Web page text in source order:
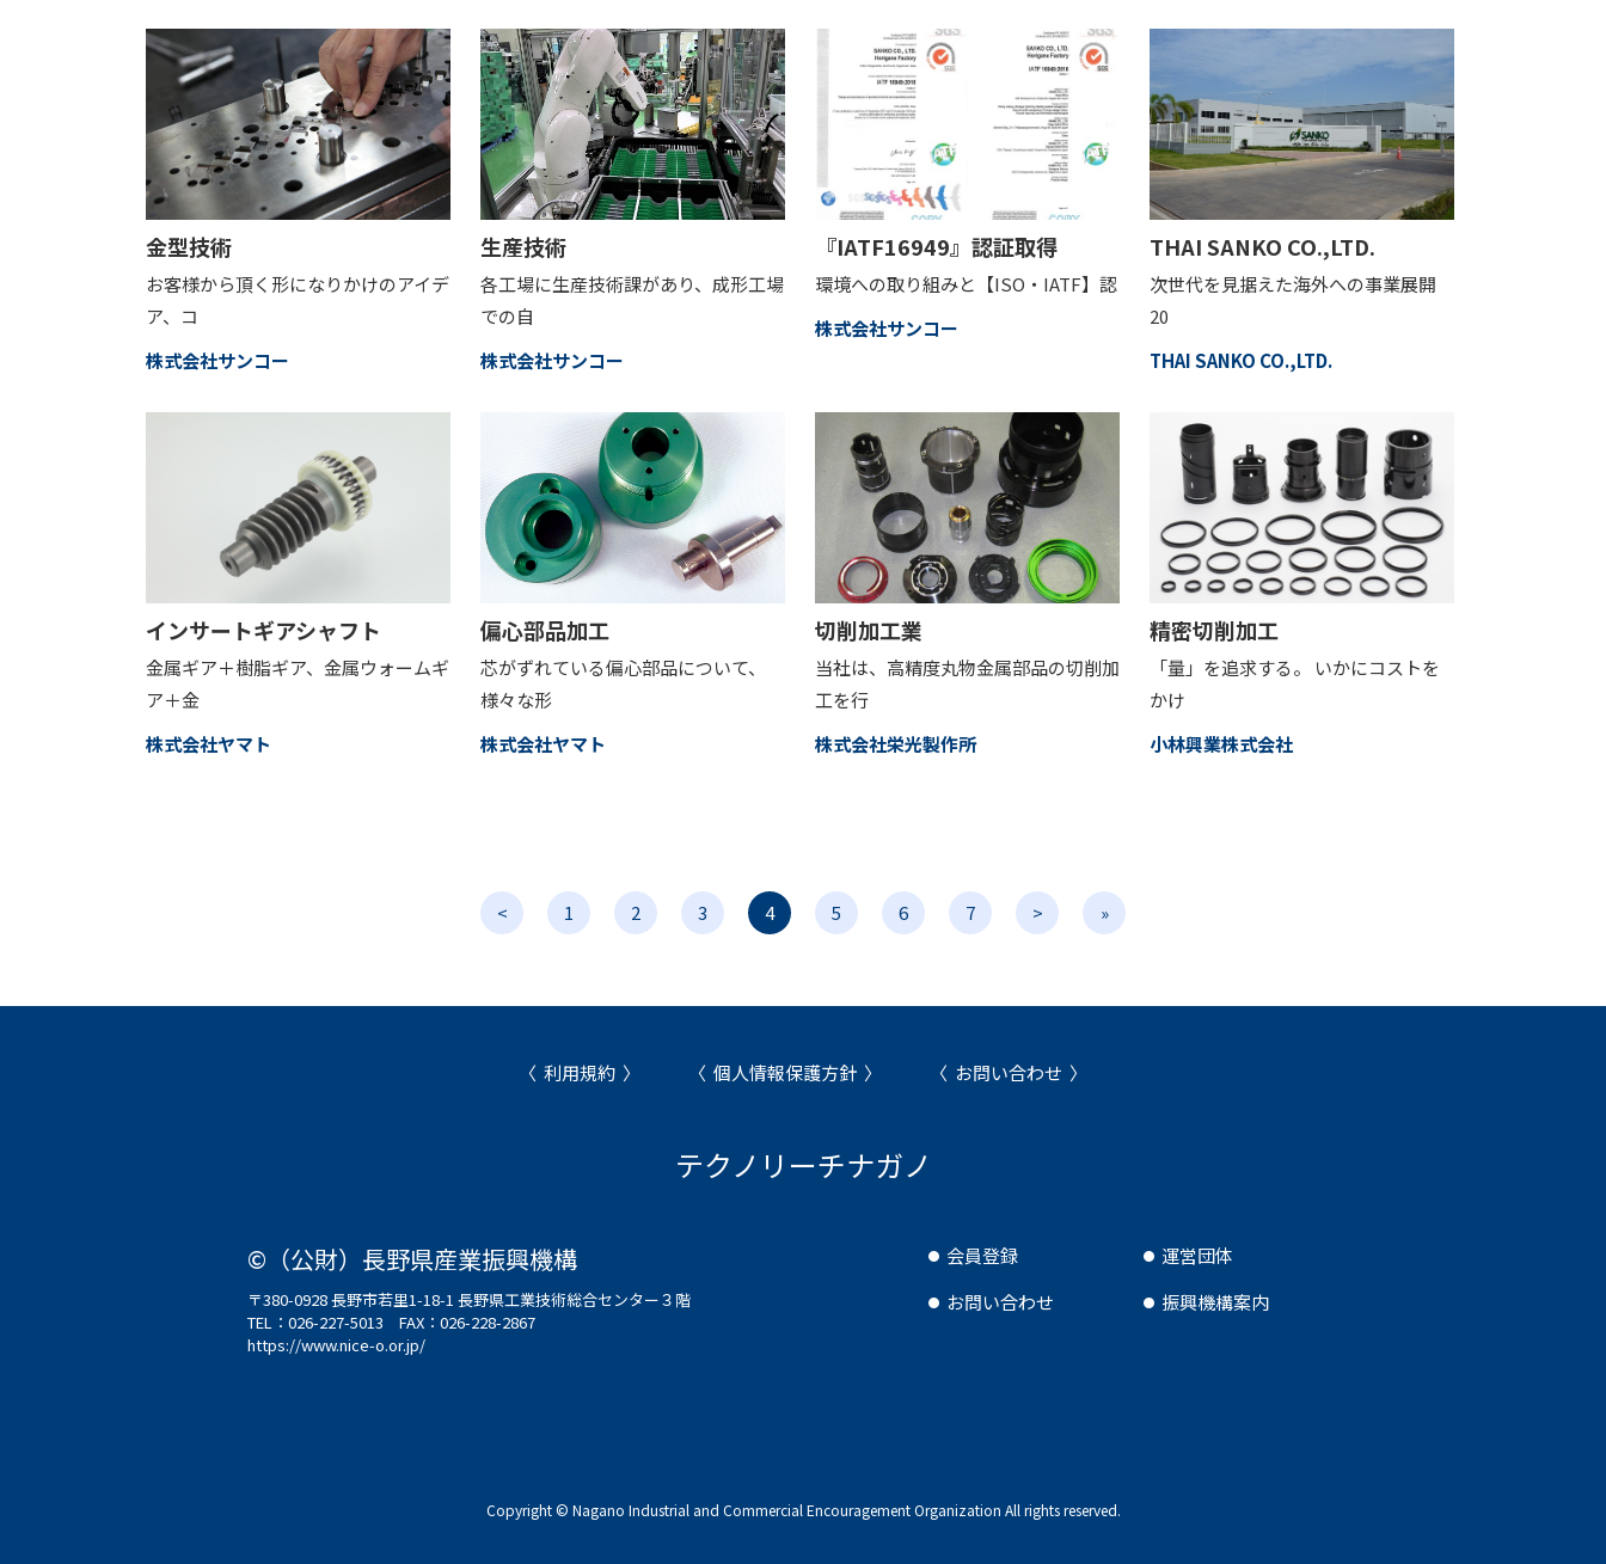
金型技術
お客様から頂く形になりかけのアイデ
ア、コ
株式会社サンコー
生産技術
各工場に生産技術課があり、成形工場
での自
株式会社サンコー
『IATF16949』認証取得
環境への取り組みと【ISO・IATF】認
株式会社サンコー
THAI SANKO CO.,LTD.
次世代を見据えた海外への事業展開
20
THAI SANKO CO.,LTD.
インサートギアシャフト
金属ギア＋樹脂ギア、金属ウォームギ
ア＋金
株式会社ヤマト
偏心部品加工
芯がずれている偏心部品について、
様々な形
株式会社ヤマト
切削加工業
当社は、高精度丸物金属部品の切削加
工を行
株式会社栄光製作所
精密切削加工
「量」を追求する。 いかにコストを
かけ
小林興業株式会社
< 1 2 3 4 5 6 7 > »
利用規約 個人情報保護方針 お問い合わせ
テクノリーチナガノ
©（公財）長野県産業振興機構
〒380-0928 長野市若里1-18-1 長野県工業技術総合センター３階
TEL： 026-227-5013 FAX：026-228-2867
https://www.nice-o.or.jp/
会員登録
お問い合わせ
運営団体
振興機構案内
Copyright © Nagano Industrial and Commercial Encouragement Organization All rights reserved.